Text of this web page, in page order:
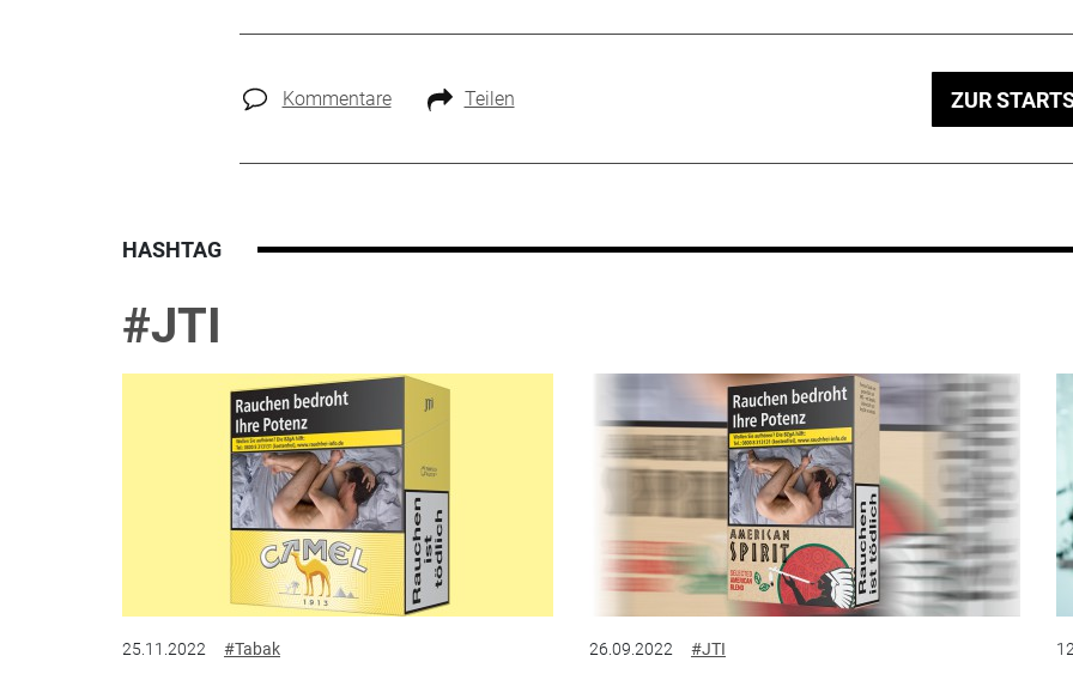
Kommentare Teilen ZUR
HASHTAG
#JTI
25.11.2022 #Tabak 26.09.2022 #JTI